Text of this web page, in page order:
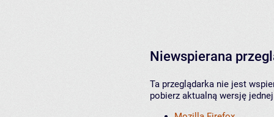
Niewspierana
Ta przeglądarka nie jest
pobierz aktualną wersję